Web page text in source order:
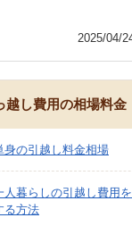
2025/04/
越し費用の相場料金
身の引越し料金相場
人暮らしの引越し費用を
る方法